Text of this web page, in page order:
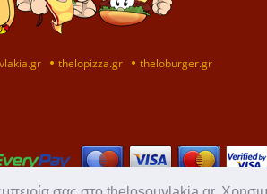
thelopizza.gr theloburger.gr